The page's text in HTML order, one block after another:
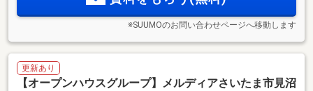
※SUUMOのお問い合わせページへ移動します
更新あり
【オープンハウスグループ】メルディアさいたま市見沼